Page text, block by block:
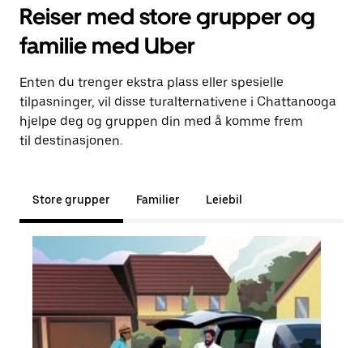
Reiser med store grupper og
familie med Uber
Enten du trenger ekstra plass eller spesielle
tilpasninger, vil disse turalternativene i Chattanooga
hjelpe deg og gruppen din med å komme frem
til destinasjonen.
Store grupper Familier Leiebil